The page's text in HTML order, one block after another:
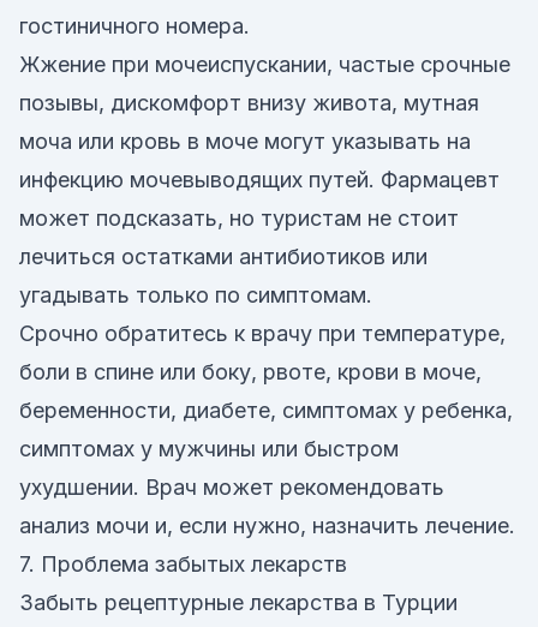
гостиничного номера.
Жжение при мочеиспускании, частые срочные
позывы, дискомфорт внизу живота, мутная
моча или кровь в моче могут указывать на
инфекцию мочевыводящих путей. Фармацевт
может подсказать, но туристам не стоит
лечиться остатками антибиотиков или
угадывать только по симптомам.
Срочно обратитесь к врачу при температуре,
боли в спине или боку, рвоте, крови в моче,
беременности, диабете, симптомах у ребенка,
симптомах у мужчины или быстром
ухудшении. Врач может рекомендовать
анализ мочи и, если нужно, назначить лечение.
7. Проблема забытых лекарств
Забыть рецептурные лекарства в Турции